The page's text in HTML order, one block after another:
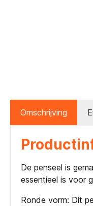
Omschrijving
De penseel is
essentieel is voor
Ronde vorm: Dit